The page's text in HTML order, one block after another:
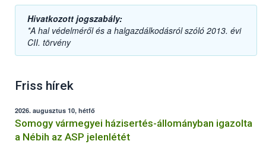
Hivatkozott jogszabály:
*A hal védelméről és a halgazdálkodásról szóló 2013. évi
CII. törvény
Friss hírek
2026. augusztus 10, hétfő
Somogy vármegyei házisertés-állományban igazolta
a Nébih az ASP jelenlétét